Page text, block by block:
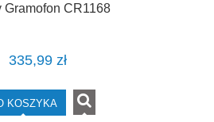
Gramofon CR1168
335,99 zł
KOSZYKA